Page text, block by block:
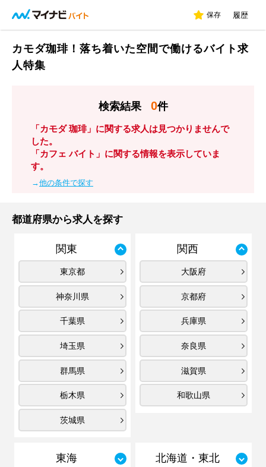
保存 履歴
カモダ珈琲！落ち着いた空間で働けるバイト求
人特集
検索結果 0件
「カモダ 珈琲」に関する求人は見つかりませんで
した。
「カフェ バイト」に関する情報を表示していま
す。
→他の条件で探す
都道府県から求人を探す
関東
東京都
神奈川県
千葉県
埼玉県
群馬県
栃木県
茨城県
関西
大阪府
京都府
兵庫県
奈良県
滋賀県
和歌山県
東海 北海道・東北